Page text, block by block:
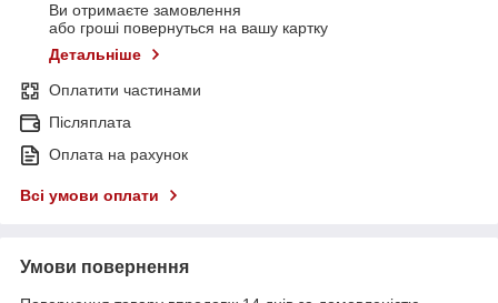
Ви отримаєте замовлення
або гроші повернуться на вашу картку
Детальніше
Оплатити частинами
Післяплата
Оплата на рахунок
Всі умови оплати
Умови повернення